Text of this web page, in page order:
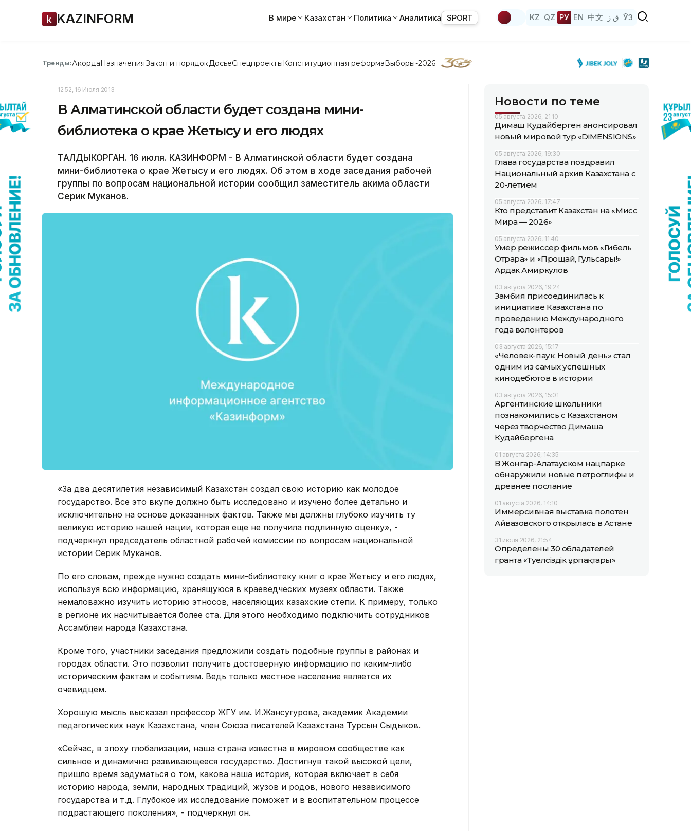
KAZINFORM В мире Казахстан Политика Аналитика SPORT KZ QZ РУ EN 中文 ق ز ЎЗ
Тренды:АкордаНазначенияЗакон и порядок ДосьеСпецпроектыКонституционная реформаВыборы-2026
12:52, 16 Июля 2013
В Алматинской области будет создана мини-
библиотека о крае Жетысу и его людях
ТАЛДЫКОРГАН. 16 июля. КАЗИНФОРМ - В Алматинской области будет создана
мини-библиотека о крае Жетысу и его людях. Об этом в ходе заседания рабочей
группы по вопросам национальной истории сообщил заместитель акима области
Серик Муканов.
«За два десятилетия независимый Казахстан создал свою историю как молодое
государство. Все это вкупе должно быть исследовано и изучено более детально и
исключительно на основе доказанных фактов. Также мы должны глубоко изучить ту
великую историю нашей нации, которая еще не получила подлинную оценку», -
подчеркнул председатель областной рабочей комиссии по вопросам национальной
истории Серик Муканов.
По его словам, прежде нужно создать мини-библиотеку книг о крае Жетысу и его людях,
используя всю информацию, хранящуюся в краеведческих музеях области. Также
немаловажно изучить историю этносов, населяющих казахские степи. К примеру, только
в регионе их насчитывается более ста. Для этого необходимо подключить сотрудников
Ассамблеи народа Казахстана.
Кроме того, участники заседания предложили создать подобные группы в районах и
городах области. Это позволит получить достоверную информацию по каким-либо
историческим фактам и событиям. Ведь только местное население является их
очевидцем.
Хорошую мысль высказал профессор ЖГУ им. И.Жансугурова, академик Академии
педагогических наук Казахстана, член Союза писателей Казахстана Турсын Сыдыков.
«Сейчас, в эпоху глобализации, наша страна известна в мировом сообществе как
сильное и динамично развивающееся государство. Достигнув такой высокой цели,
пришло время задуматься о том, какова наша история, которая включает в себя
историю народа, земли, народных традиций, жузов и родов, нового независимого
государства и т.д. Глубокое их исследование поможет и в воспитательном процессе
подрастающего поколения», - подчеркнул он.
Новости по теме
05 августа 2026, 21:10
Димаш Кудайберген анонсировал
новый мировой тур «DiMENSIONS»
05 августа 2026, 19:30
Глава государства поздравил
Национальный архив Казахстана с
20-летием
05 августа 2026, 17:47
Кто представит Казахстан на «Мисс
Мира — 2026»
05 августа 2026, 11:40
Умер режиссер фильмов «Гибель
Отрара» и «Прощай, Гульсары!»
Ардак Амиркулов
03 августа 2026, 19:24
Замбия присоединилась к
инициативе Казахстана по
проведению Международного
года волонтеров
03 августа 2026, 15:17
«Человек-паук: Новый день» стал
одним из самых успешных
кинодебютов в истории
03 августа 2026, 15:01
Аргентинские школьники
познакомились с Казахстаном
через творчество Димаша
Кудайбергена
01 августа 2026, 14:35
В Жонгар-Алатауском нацпарке
обнаружили новые петроглифы и
древнее послание
01 августа 2026, 14:10
Иммерсивная выставка полотен
Айвазовского открылась в Астане
31 июля 2026, 21:54
Определены 30 обладателей
гранта «Тәуелсіздік ұрпақтары»